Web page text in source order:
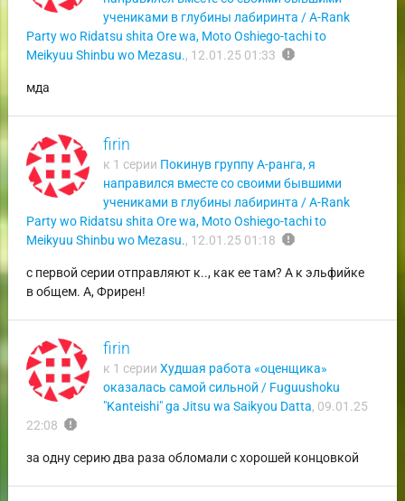
учениками в глубины лабиринта / A-Rank
Party wo Ridatsu shita Ore wa, Moto Oshiego-tachi to
Meikyuu Shinbu wo Mezasu., 12.01.25 01:33 report
мда
firin
к 1 серии Покинув группу А-ранга, я
направился вместе со своими бывшими
учениками в глубины лабиринта / A-Rank
Party wo Ridatsu shita Ore wa, Moto Oshiego-tachi to
Meikyuu Shinbu wo Mezasu., 12.01.25 01:18 report
с первой серии отправляют к.., как ее там? А к эльфийке
в общем. А, Фрирен!
firin
к 1 серии Худшая работа «оценщика»
оказалась самой сильной / Fuguushoku
"Kanteishi" ga Jitsu wa Saikyou Datta, 09.01.25
22:08 report
за одну серию два раза обломали с хорошей концовкой